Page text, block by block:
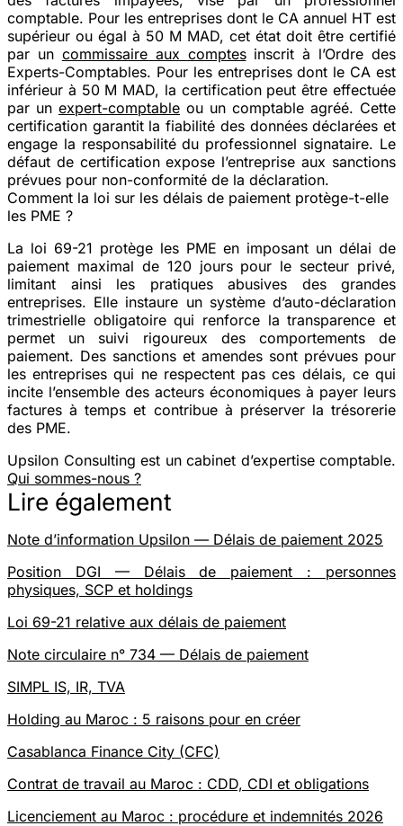
comptable. Pour les entreprises dont le CA annuel HT est
supérieur ou égal à 50 M MAD, cet état doit être certifié
par un commissaire aux comptesinscrit à l’Ordre des
Experts-Comptables. Pour les entreprises dont le CA est
inférieur à 50 M MAD, la certification peut être effectuée
par un expert-comptable ou un comptable agréé. Cette
certification garantit la fiabilité des données déclarées et
engage la responsabilité du professionnel signataire. Le
défaut de certification expose l’entreprise aux sanctions
prévues pour non-conformité de la déclaration.
Comment la loi sur les délais de paiement protège-t-elle
les PME ?
La loi 69-21 protège les PME en imposant un délai de
paiement maximal de 120 jours pour le secteur privé,
limitant ainsi les pratiques abusives des grandes
entreprises. Elle instaure un système d’auto-déclaration
trimestrielle obligatoire qui renforce la transparence et
permet un suivi rigoureux des comportements de
paiement. Des sanctions et amendes sont prévues pour
les entreprises qui ne respectent pas ces délais, ce qui
incite l’ensemble des acteurs économiques à payer leurs
factures à temps et contribue à préserver la trésorerie
des PME.
Upsilon Consulting est un cabinet d’expertise comptable.
Qui sommes-nous ?
Lire également
Note d’information Upsilon — Délais de paiement 2025
Position DGI — Délais de paiement : personnes
physiques, SCP et holdings
Loi 69-21 relative aux délais de paiement
Note circulaire n° 734 — Délais de paiement
SIMPL IS, IR, TVA
Holding au Maroc : 5 raisons pour en créer
Casablanca Finance City (CFC)
Contrat de travail au Maroc : CDD, CDI et obligations
Licenciement au Maroc : procédure et indemnités 2026